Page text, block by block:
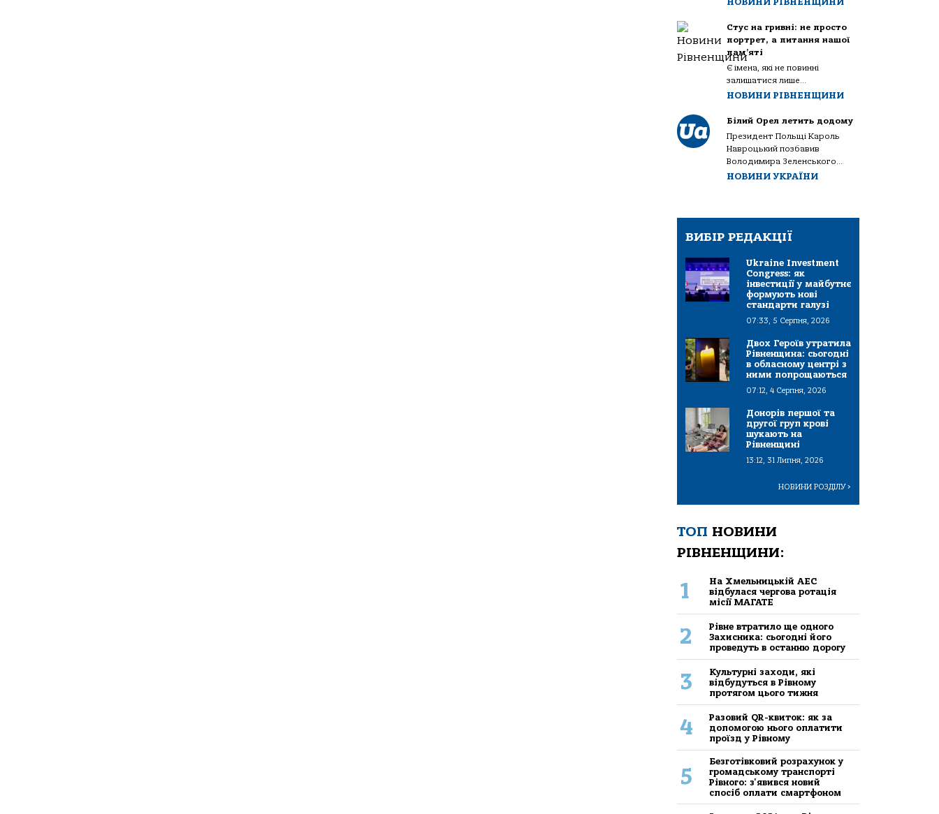
Стус на гривні: не просто
портрет, а питання нашої
пам’яті
Є імена, які не повинні
залишатися лише...
НОВИНИ РІВНЕНЩИНИ
Білий Орел летить додому
Президент Польщі Кароль
Навроцький позбавив
Володимира Зеленського...
НОВИНИ УКРАЇНИ
ВИБІР РЕДАКЦІЇ
Ukraine Investment
Congress: як
інвестиції у майбутнє
формують нові
стандарти галузі
07:33, 5 Серпня, 2026
Двох Героїв утратила
Рівненщина: сьогодні
в обласному центрі з
ними попрощаються
07:12, 4 Серпня, 2026
Донорів першої та
другої груп крові
шукають на
Рівненщині
13:12, 31 Липня, 2026
НОВИНИ РОЗДІЛУ>
ТОП НОВИНИ
РІВНЕНЩИНИ:
1
На Хмельницькій АЕС
відбулася чергова ротація
місії МАГАТЕ
2
Рівне втратило ще одного
Захисника: сьогодні його
проведуть в останню дорогу
3
Культурні заходи, які
відбудуться в Рівному
протягом цього тижня
4
Разовий QR-квиток: як за
допомогою нього оплатити
проїзд у Рівному
5
Безготівковий розрахунок у
громадському транспорті
Рівного: з'явився новий
спосіб оплати смартфоном